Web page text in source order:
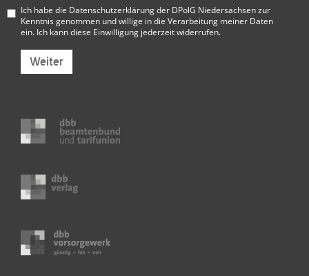
Ich habe die Datenschutzerklärung der DPolG Niedersachsenzur
Kenntnis genommen und willige in die Verarbeitung meiner Daten
ein. Ich kann diese Einwilligung jederzeit widerrufen.
Weiter